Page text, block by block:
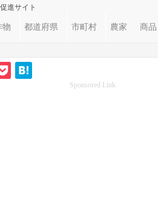
進サイト
物 都道府県 市町村 農家 商品
Sponsored Link